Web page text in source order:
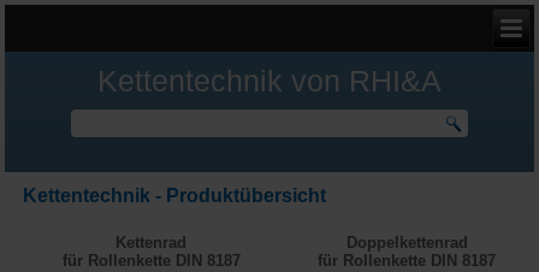
Kettentechnik von RHI&A
Kettentechnik - Produktübersicht
Kettenrad
für Rollenkette DIN 8187
Doppelkettenrad
für Rollenkette DIN 8187